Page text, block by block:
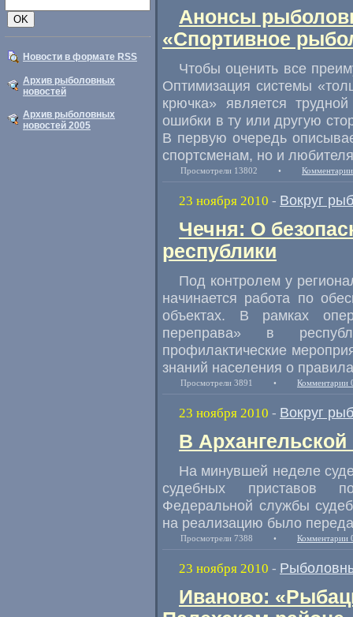
Новости в формате RSS
Архив рыболовных
новостей
Архив рыболовных
новостей 2005
Анонсы
«Спортивное
Чтобы оценить все
Оптимизация системы
крючка» является
ошибки в ту или другую
В первую очередь
спортсменам, но и
Просмотрели 13802 •
23 ноября 2010 - Вокруг
Чечня: О
республики
Под контролем у
начинается работа по
объектах. В рамках
переправа» в
профилактические
знаний населения о
Просмотрели 3891 • Комментарии
23 ноября 2010 - Вокруг
В
На минувшей неделе
судебных приставов
Федеральной службы
на реализацию было
Просмотрели 7388 • Комментарии
23 ноября 2010 -
Иваново: